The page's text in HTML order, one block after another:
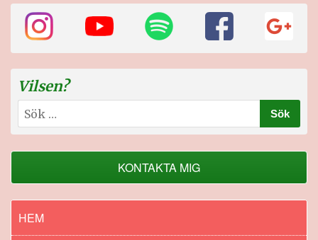
Vilsen?
Sök
efter:
KONTAKTA MIG
HEM